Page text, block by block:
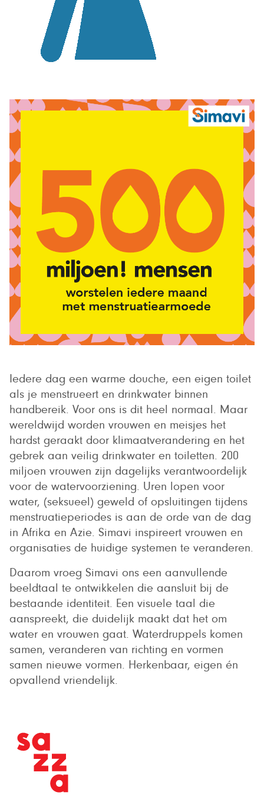
Iedere dag een warme douche, een eigen toilet
als je menstrueert en drinkwater binnen
handbereik. Voor ons is dit heel normaal. Maar
wereldwijd worden vrouwen en meisjes het
hardst geraakt door klimaatverandering en het
gebrek aan veilig drinkwater en toiletten. 200
miljoen vrouwen zijn dagelijks verantwoordelijk
voor de watervoorziening. Uren lopen voor
water, (seksueel) geweld of opsluitingen tijdens
menstruatieperiodes is aan de orde van de dag
in Afrika en Azie. Simavi inspireert vrouwen en
organisaties de huidige systemen te veranderen.
Daarom vroeg Simavi ons een aanvullende
beeldtaal te ontwikkelen die aansluit bij de
bestaande identiteit. Een visuele taal die
aanspreekt, die duidelijk maakt dat het om
water en vrouwen gaat. Waterdruppels komen
samen, veranderen van richting en vormen
samen nieuwe vormen. Herkenbaar, eigen én
opvallend vriendelijk.